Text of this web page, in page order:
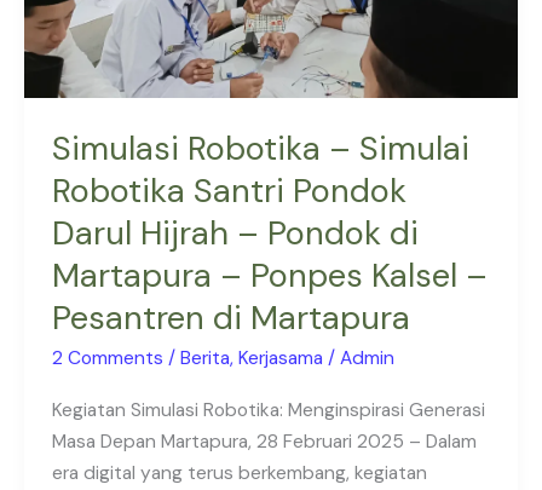
Simulasi Robotika – Simulai
Robotika Santri Pondok
Darul Hijrah – Pondok di
Martapura – Ponpes Kalsel –
Pesantren di Martapura
2 Comments /Berita,Kerjasama /Admin
Kegiatan Simulasi Robotika: Menginspirasi Generasi
Masa Depan Martapura, 28 Februari 2025 – Dalam
era digital yang terus berkembang, kegiatan
Pondok
Darul
Hijrah
Pondok
di
–
Ponpes
Kalsel
Pesantren
di
Martapura